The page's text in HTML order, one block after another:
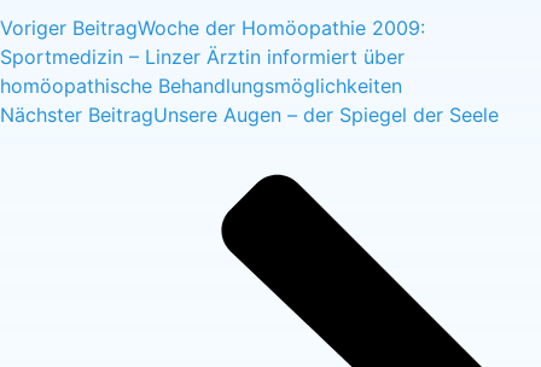
Voriger BeitragWoche der Homöopathie 2009:
Sportmedizin – Linzer Ärztin informiert über
homöopathische Behandlungsmöglichkeiten
Nächster BeitragUnsere Augen – der Spiegel der Seele